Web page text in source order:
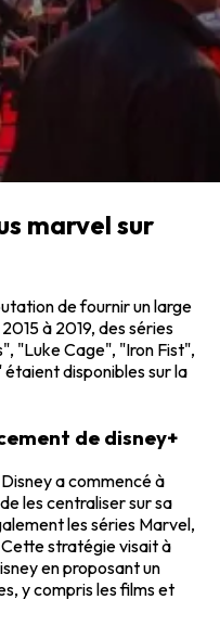
marvel sur
de fournir un large
à 2019, des séries
"Luke Cage", "Iron Fist",
disponibles sur la
de disney+
a commencé à
les centraliser sur sa
les séries Marvel,
stratégie visait à
en proposant un
y compris les films et